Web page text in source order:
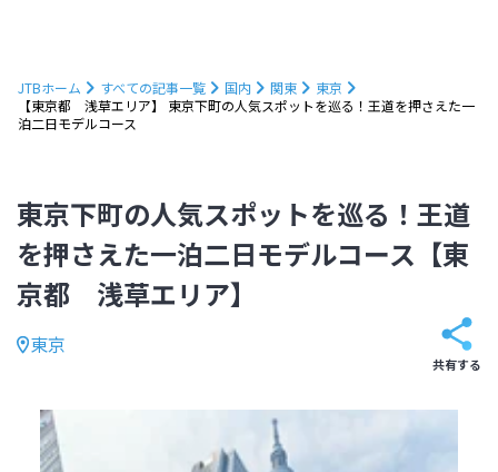
JTBホーム すべての記事一覧 国内 関東
東京
【東京都 浅草エリア】 東京下町の人気スポットを巡る！王道を押さえた一
泊二日モデルコース
東京下町の人気スポットを巡る！王道
を押さえた一泊二日モデルコース【東
京都 浅草エリア】
東京
共有する